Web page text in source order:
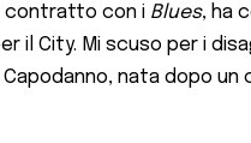
contratto con i Blues, ha
il City. Mi scuso per i
nata dopo